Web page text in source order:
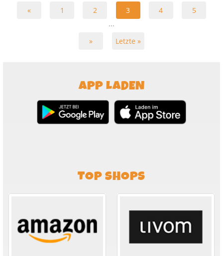
« 1 2 3 4
5
...
»
Letzte »
APP LADEN
TOP SHOPS